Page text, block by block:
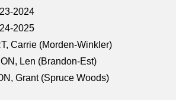
2024
2025
Carrie (Morden-Winkler)
Len (Brandon-Est)
Grant (Spruce Woods)